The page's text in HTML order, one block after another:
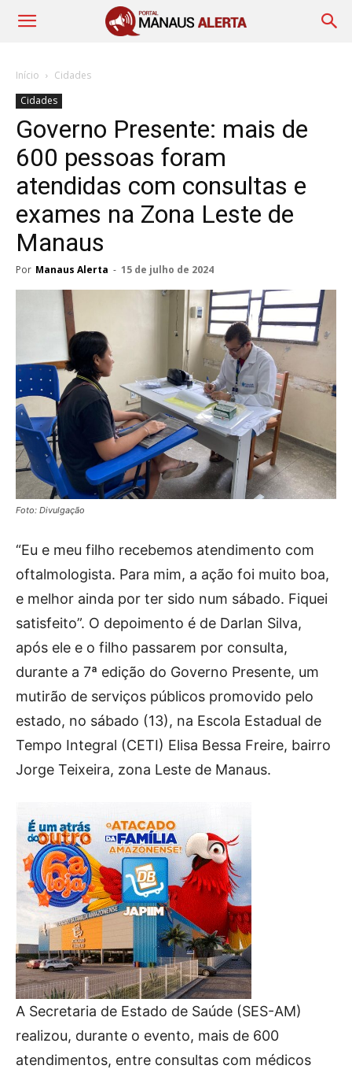
Início
Cidades
Cidades
Governo Presente: mais de
600 pessoas foram
atendidas com consultas e
exames na Zona Leste de
Manaus
Por Manaus Alerta - 15 de julho de 2024
Foto: Divulgação
“Eu e meu filho recebemos atendimento com
oftalmologista. Para mim, a ação foi muito boa,
e melhor ainda por ter sido num sábado. Fiquei
satisfeito”. O depoimento é de Darlan Silva,
após ele e o filho passarem por consulta,
durante a 7ª edição do Governo Presente, um
mutirão de serviços públicos promovido pelo
estado, no sábado (13), na Escola Estadual de
Tempo Integral (CETI) Elisa Bessa Freire, bairro
Jorge Teixeira, zona Leste de Manaus.
A Secretaria de Estado de Saúde (SES-AM)
realizou, durante o evento, mais de 600
atendimentos, entre consultas com médicos